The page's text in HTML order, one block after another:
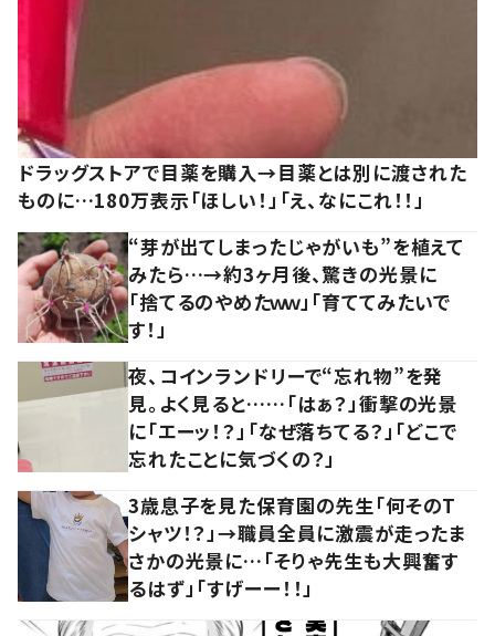
ドラッグストアで目薬を購入→目薬とは別に渡された
ものに…180万表示「ほしい！」「え、なにこれ！！」
“芽が出てしまったじゃがいも”を植えて
みたら…→約3ヶ月後、驚きの光景に
「捨てるのやめたｗｗ」「育ててみたいで
す！」
夜、コインランドリーで“忘れ物”を発
見。よく見ると……「はぁ？」衝撃の光景
に「エーッ！？」「なぜ落ちてる？」「どこで
忘れたことに気づくの？」
3歳息子を見た保育園の先生「何そのT
シャツ！？」→職員全員に激震が走ったま
さかの光景に…「そりゃ先生も大興奮す
るはず」「すげーー！！」